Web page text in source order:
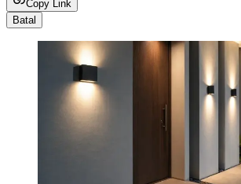
Copy Link
Batal